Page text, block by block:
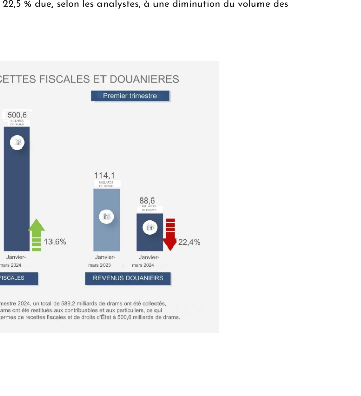
% due, selon les analystes, à une diminution du volume des